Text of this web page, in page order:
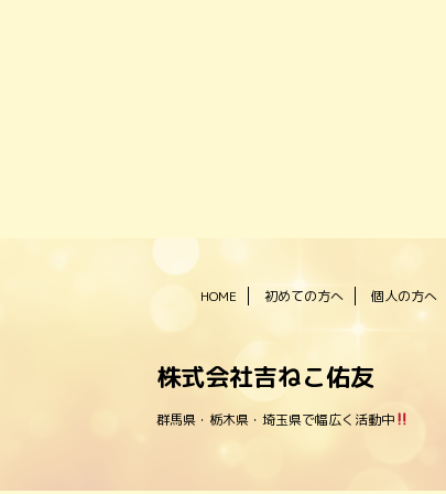
HOME 初めての方へ 個人の方へ
株式会社吉ねこ佑友
群馬県・栃木県・埼玉県で幅広く活動中